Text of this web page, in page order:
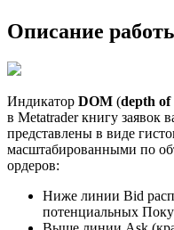
Описание
Индикатор DOM (depth
в Metatrader книгу
представлены в виде
масштабированными по
ордеров:
Ниже линии Bid
потенциальных